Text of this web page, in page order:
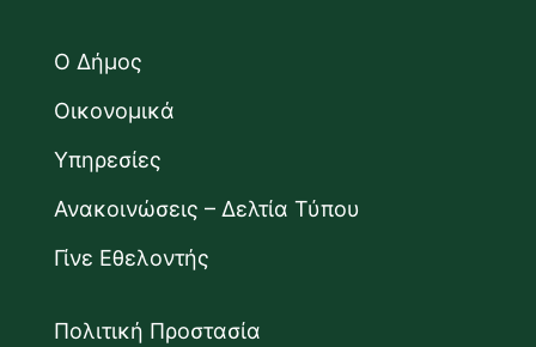
Ο Δήμος
Οικονομικά
Υπηρεσίες
Ανακοινώσεις – Δελτία Τύπου
Γίνε Εθελοντής
Πολιτική Προστασία